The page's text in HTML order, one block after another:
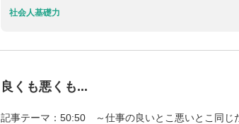
社会人基礎力
良くも悪くも...
記事テーマ：50:50 ～仕事の良いとこ悪いとこ同じ